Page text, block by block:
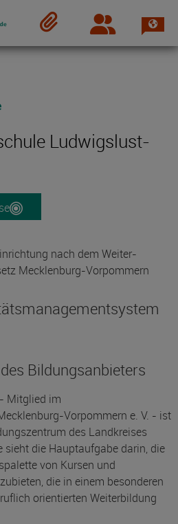
Login
Ludwigslust-
nach dem Weiter­
Mecklenburg-Vorpommern
Bildungsanbieters
Mitglied im
Vorpommern e. V. - ist
des Landkreises
die Hauptaufgabe darin, die
von Kursen und
die in einem besonderen
orientierten Weiterbildung